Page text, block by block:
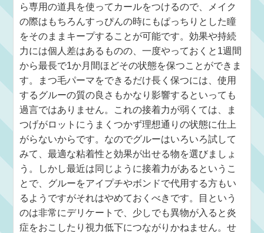
ら専用の道具を使ってカールをつけるので、メイク
の際はもちろんすっぴんの時にもぱっちりとした瞳
をそのままキープすることが可能です。効果や持続
力には個人差はあるものの、一度やっておくと1週間
から最長で1か月間ほどその状態を保つことができま
す。まつ毛パーマをできるだけ長く保つには、使用
するグルーの質の良さもかなり影響するといっても
過言ではありません。これの接着力が弱くては、ま
つげがロットにうまくつかず理想通りの状態に仕上
がらないからです。なのでグルーはいろいろ試して
みて、最適な粘着性と効果が出せる物を選びましょ
う。しかし最近は同じように接着力があるというこ
とで、グルーをアイプチやボンドで代用する方もい
るようですがそれはやめておくべきです。目という
のは非常にデリケートで、少しでも異物が入ると炎
症をおこしたり視力低下につながりかねません。せ